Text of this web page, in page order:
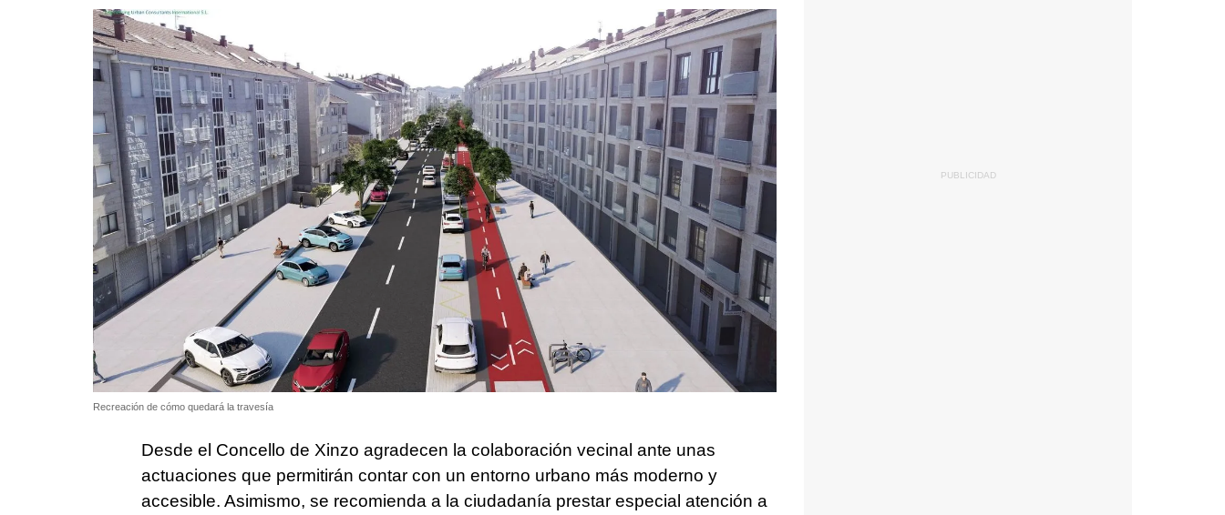
Recreación de cómo quedará la travesía
Desde el Concello de Xinzo agradecen la colaboración vecinal ante unas
actuaciones que permitirán contar con un entorno urbano más moderno y
accesible. Asimismo, se recomienda a la ciudadanía prestar especial atención a